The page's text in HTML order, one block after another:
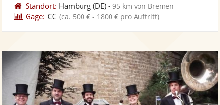
Standort: Hamburg (DE) -95 km von Bremen
Gage: €€ (ca. 500 € - 1800 € pro Auftritt)